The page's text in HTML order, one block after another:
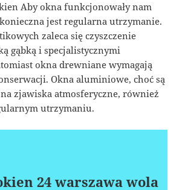
Aby okna funkcjonowały nam
jest regularna utrzymanie.
zaleca się czyszczenie
gąbką i specjalistycznymi
okna drewniane wymagają
Okna aluminiowe, choć są
zjawiska atmosferyczne, również
utrzymaniu.
24 warszawa wola